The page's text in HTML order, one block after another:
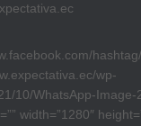
wp-
10/WhatsApp-
width=”1280″